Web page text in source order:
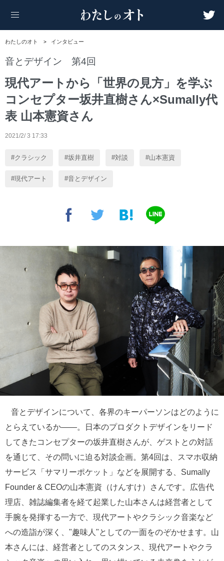
わたしのオト インタビュー
音とデザイン 第4回
現代アートから「世界の見方」を学ぶ
コンセプター坂井直樹さん×Sumally代
表 山本憲資さん
2021/2/ 3 17:33
クラシック 坂井直樹 対談 山本憲資
現代アート 音とデザイン
音とデザインについて、各界のキーパーソンはどのように
とらえているか――。日本のプロダクトデザインをリード
してきたコンセプターの坂井直樹さんが、ゲストとの対話
を通じて、その問いに迫る対談企画。第4回は、スマホ収納
サービス「サマリーポケット」などを展開する、Sumally
Founder & CEOの山本憲資（けんすけ）さんです。広告代
理店、雑誌編集者を経て起業した山本さんは経営者として
手腕を発揮する一方で、現代アートやクラシック音楽など
への造詣が深く、"趣味人"としての一面をのぞかせます。山
本さんには、経営者としてのスタンス、現代アートやクラ